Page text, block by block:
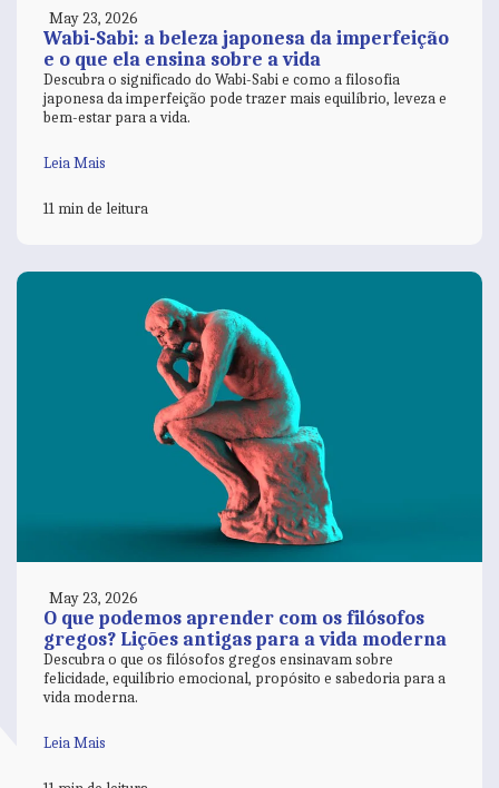
May 23, 2026
Wabi-Sabi: a beleza japonesa da imperfeição
e o que ela ensina sobre a vida
Descubra o significado do Wabi-Sabi e como a filosofia
japonesa da imperfeição pode trazer mais equilíbrio, leveza e
bem-estar para a vida.
Leia Mais
11 min de leitura
May 23, 2026
O que podemos aprender com os filósofos
gregos? Lições antigas para a vida moderna
Descubra o que os filósofos gregos ensinavam sobre
felicidade, equilíbrio emocional, propósito e sabedoria para a
vida moderna.
Leia Mais